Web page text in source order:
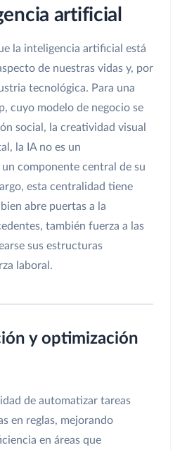
artificial
la inteligencia artificial está
de nuestras vidas y, por
tecnológica. Para una
cuyo modelo de negocio se
social, la creatividad visual
la IA no es un
componente central de su
esta centralidad tiene
abre puertas a la
también fuerza a las
sus estructuras
laboral.
y optimización
de automatizar tareas
en reglas, mejorando
en áreas que